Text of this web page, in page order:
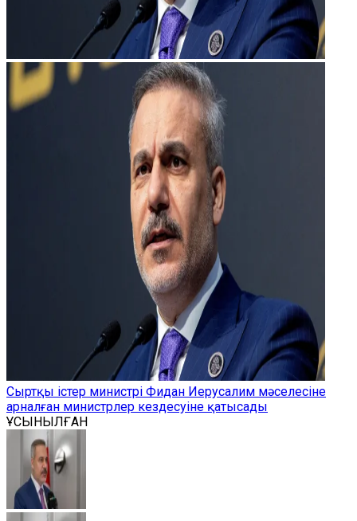
Сыртқы істер министрі Фидан Иерусалим мәселесіне
арналған министрлер кездесуіне қатысады
ҰСЫНЫЛҒАН